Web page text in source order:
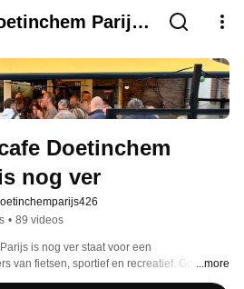
Parijs
Doetinchem
nog ver
• 89 videos
is nog ver staat voor een
van fietsen, sportief en recreatief. Goede
op TV. Het Jelle Nijdam-museum. Clinics
...more